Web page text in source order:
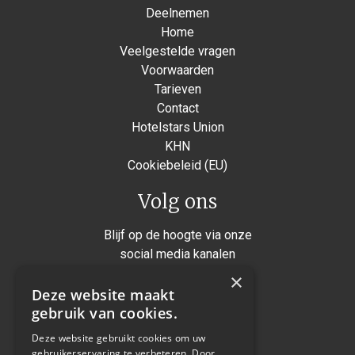
Deelnemen
Home
Veelgestelde vragen
Voorwaarden
Tarieven
Contact
Hotelstars Union
KHN
Cookiebeleid (EU)
Volg ons
Blijf op de hoogte via onze
social media kanalen
Instagram
Facebook
×
Deze website maakt
gebruik van cookies.
Deze website gebruikt cookies om uw